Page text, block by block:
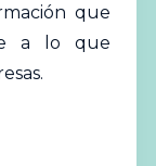
que
a lo que